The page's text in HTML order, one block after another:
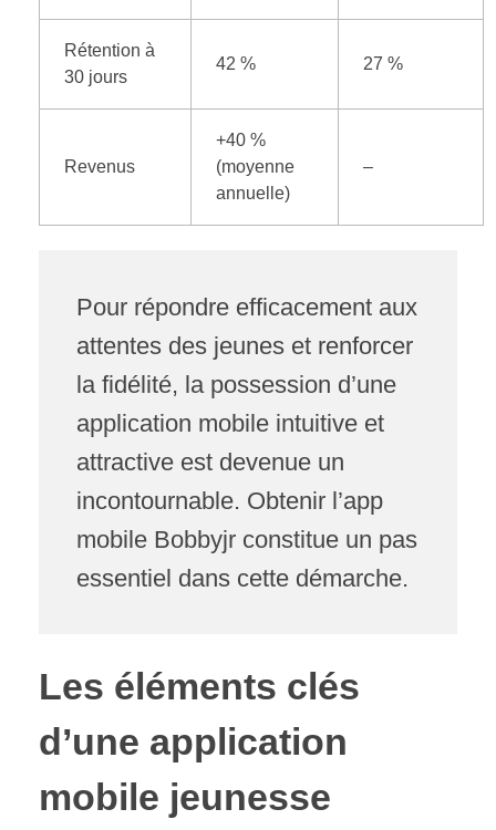
Rétention à
30 jours
42 % 27 %
Revenus
+40 %
(moyenne
annuelle)
–
Pour répondre efficacement aux
attentes des jeunes et renforcer
la fidélité, la possession d’une
application mobile intuitive et
attractive est devenue un
incontournable. Obtenir l’app
mobile Bobbyjr constitue un pas
essentiel dans cette démarche.
Les éléments clés
d’une application
mobile jeunesse